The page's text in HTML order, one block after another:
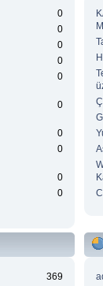
0
0
0
0
0
0
0
0
0
0
369